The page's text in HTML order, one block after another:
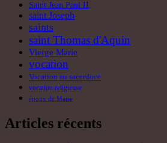
Saint Jean Paul II
saint Joseph
saints
saint Thomas d'Aquin
Vierge Marie
vocation
Vocation au sacerdoce
vocation religieuse
époux de Marie
Articles récents